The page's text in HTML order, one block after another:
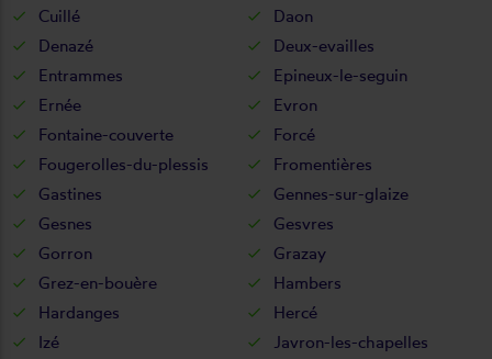
Cuillé
Daon
Denazé
Deux-evailles
Entrammes
Epineux-le-seguin
Ernée
Evron
Fontaine-couverte
Forcé
Fougerolles-du-plessis
Fromentières
Gastines
Gennes-sur-glaize
Gesnes
Gesvres
Gorron
Grazay
Grez-en-bouère
Hambers
Hardanges
Hercé
Izé
Javron-les-chapelles